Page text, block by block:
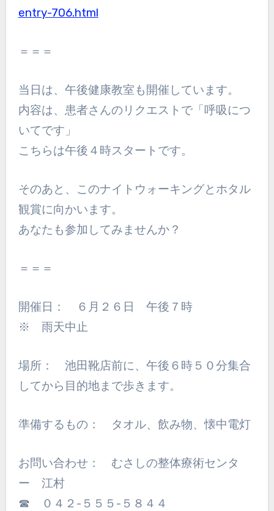
entry-706.html
＝＝＝
当日は、午後健康教室も開催しています。
内容は、患者さんのリクエストで「呼吸につ
いてです」
こちらは午後４時スタートです。
そのあと、このナイトウォーキングとホタル
観賞に向かいます。
あなたも参加してみませんか？
＝＝＝
開催日： ６月２６日 午後７時
※ 雨天中止
場所： 池田靴店前に、午後６時５０分集合
してから目的地まで歩きます。
準備するもの： タオル、飲み物、懐中電灯
お問い合わせ： むさしの整体療術センタ
ー 江村
☎ ０４２-５５５-５８４４